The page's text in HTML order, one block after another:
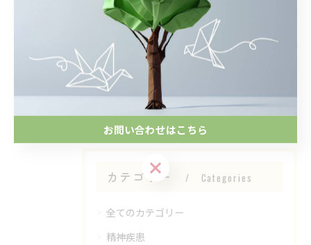
一覧に戻る 次のページ >
カテゴリー Categories
全てのカテゴリー
精神疾患
お問い合わせはこちら
お問い合わせはこちら